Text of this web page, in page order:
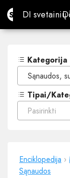
Site.proDI svetainių
DI svetainių
Kategorija
Sąnaudos,
Tipai/
Pasirinkti
Enciklopedija ›
Sąnaudos